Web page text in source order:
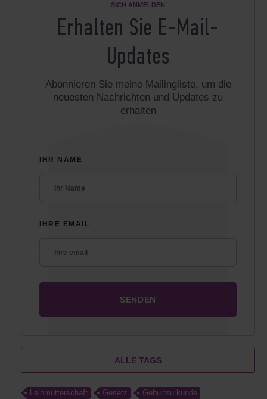
SICH ANMELDEN
Erhalten Sie E-Mail-
Updates
Abonnieren Sie meine Mailingliste, um die
neuesten Nachrichten und Updates zu
erhalten
IHR NAME
IHRE EMAIL
ALLE TAGS
Leihmutterschaft Gesetz
Geburtsurkunde